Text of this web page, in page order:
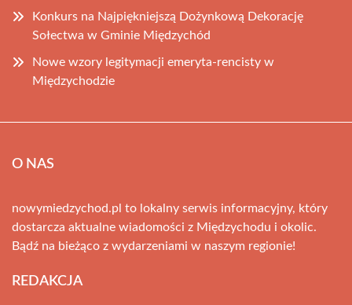
Konkurs na Najpiękniejszą Dożynkową Dekorację
Sołectwa w Gminie Międzychód
Nowe wzory legitymacji emeryta-rencisty w
Międzychodzie
O NAS
nowymiedzychod.pl to lokalny serwis informacyjny, który
dostarcza aktualne wiadomości z Międzychodu i okolic.
Bądź na bieżąco z wydarzeniami w naszym regionie!
REDAKCJA